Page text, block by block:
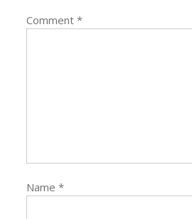
Comment*
Name*